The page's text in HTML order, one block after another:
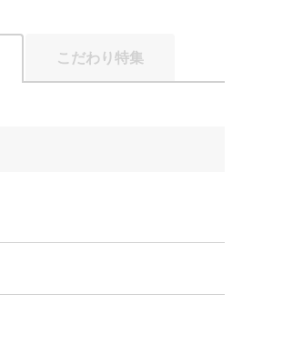
こだわり特集